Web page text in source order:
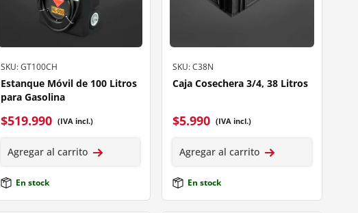
SKU: GT100CH
Estanque Móvil de 100 Litros
para Gasolina
$519.990 (IVA incl.)
Agregar al carrito
En stock
SKU: C38N
Caja Cosechera 3/4, 38 Litros
$5.990 (IVA incl.)
Agregar al carrito
En stock